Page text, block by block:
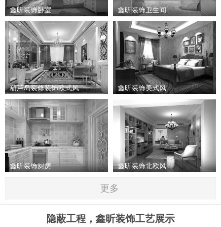
鑫昕装饰卧室 鑫昕装饰卫生间
葫芦岛装修装饰欧式风 鑫昕装饰美式风
鑫昕装饰厨房 鑫昕装饰北欧风
更多
隐蔽工程，鑫昕装饰工艺展示